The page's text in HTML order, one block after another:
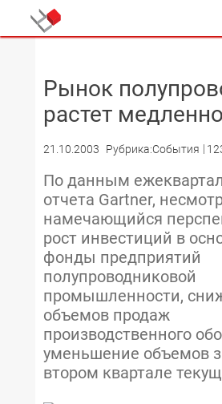
Рынок
растет медленно
21.10.2003 Рубрика:События
По данным
отчета Gartner,
намечающийся
рост инвестиций в
фонды предприятий
полупроводниковой
промышленности,
объемов продаж
производственного
уменьшение объемов
втором квартале